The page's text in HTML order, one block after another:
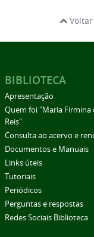
BIBLIOTECA
Apresentação
Quem foi "Maria Firmina
Reis"
Consulta ao acervo e
Documentos e Manuais
Links úteis
Tutoriais
Periódicos
Perguntas e respostas
Redes Sociais Biblioteca